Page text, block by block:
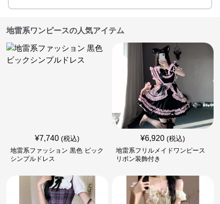
地雷系ワンピースの人気アイテム
¥7,740 (税込)
地雷系ファッション 黒色 ビック
シンプルドレス
¥6,920 (税込)
地雷系フリルメイドワンピース
リボン装飾付き